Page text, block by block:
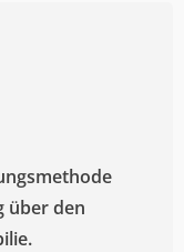
über den